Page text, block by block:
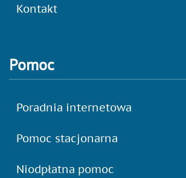
Kontakt
Pomoc
Poradnia internetowa
Pomoc stacjonarna
Niodpłatna pomoc